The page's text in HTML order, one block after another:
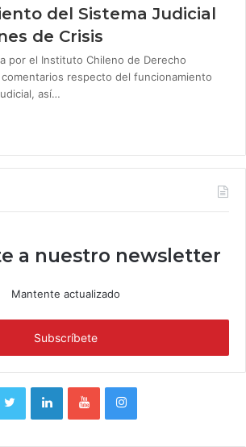
del Sistema Judicial
de Crisis
por el Instituto Chileno de Derecho
respecto del funcionamiento
así…
a nuestro newsletter
Mantente actualizado